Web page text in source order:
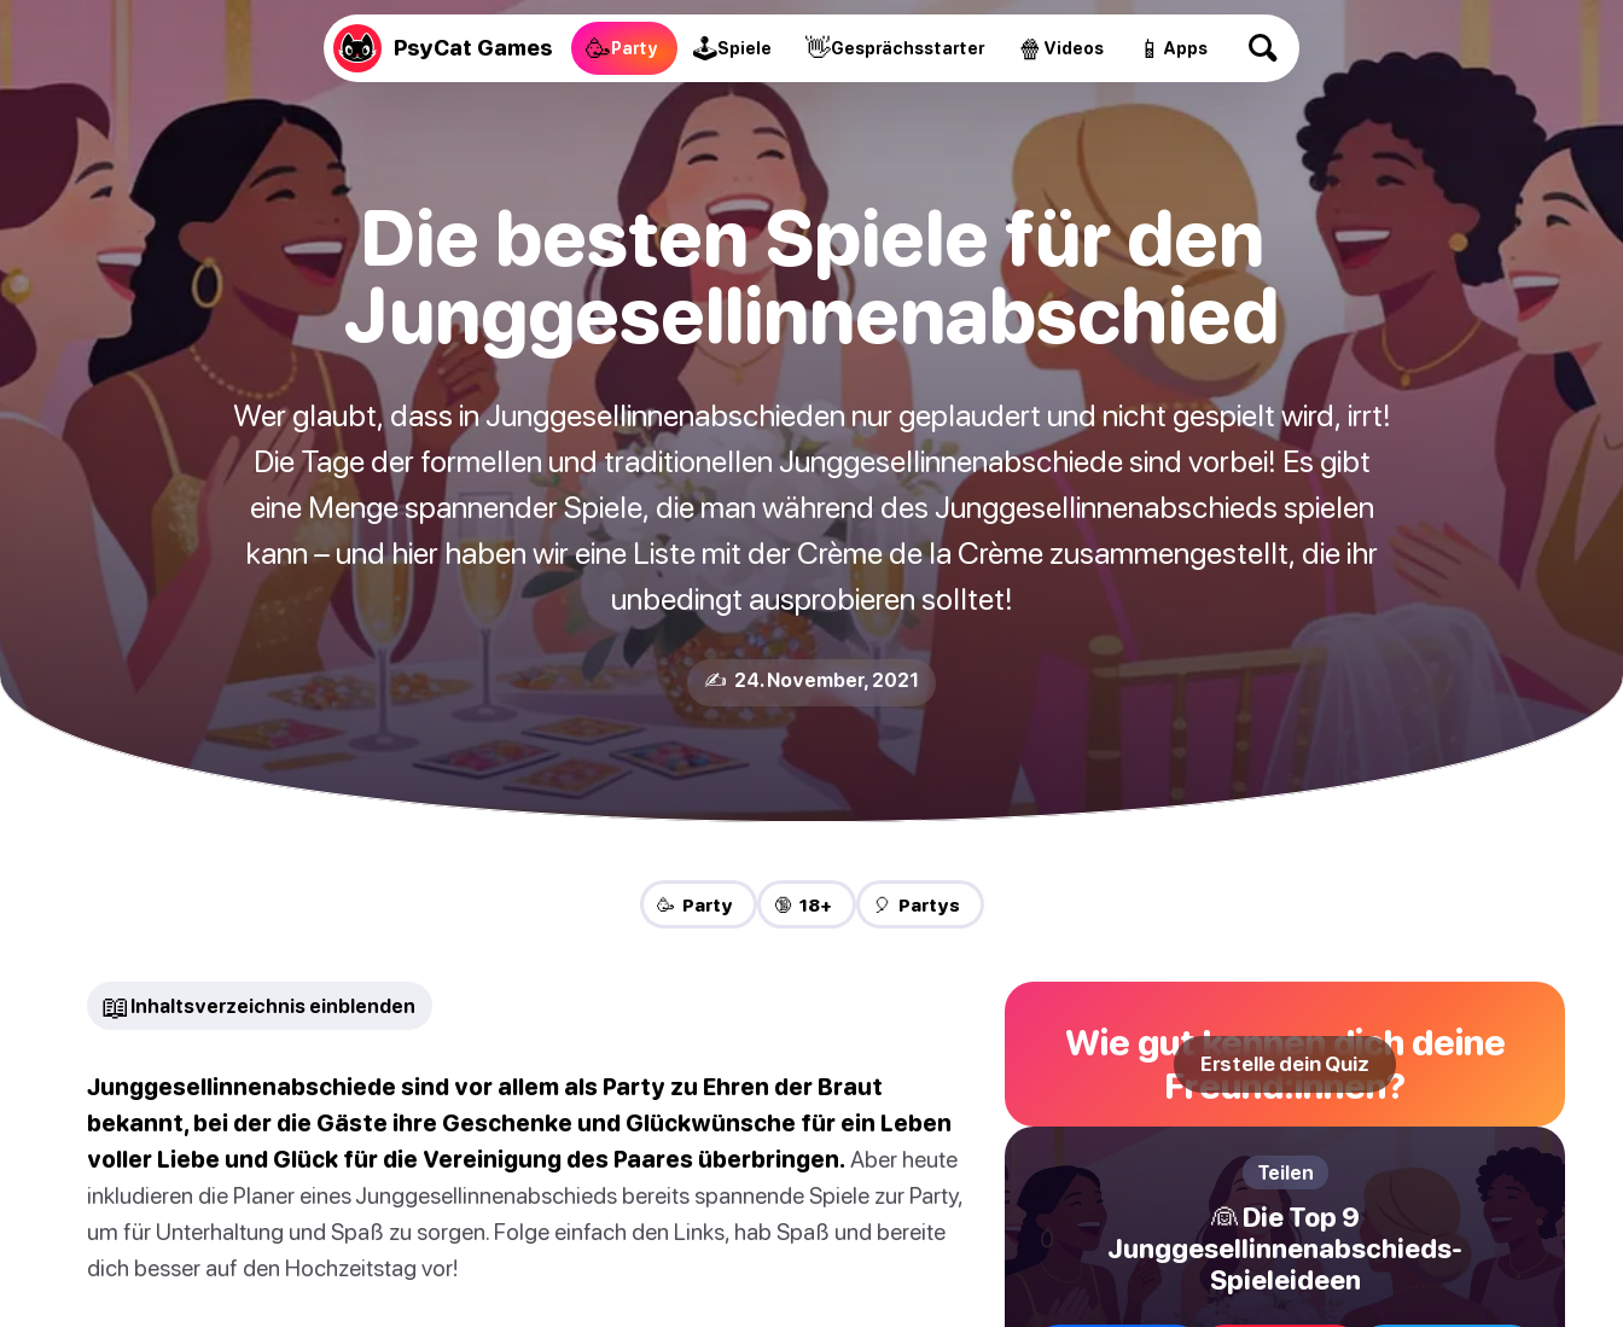
PsyCat Games 🥳Party 🕹Spiele 👋Gesprächsstarter 🍿 Videos 📱 Apps
Die besten Spiele für den
Junggesellinnenabschied
Wer glaubt, dass in Junggesellinnenabschieden nur geplaudert und nicht gespielt wird, irrt!
Die Tage der formellen und traditionellen Junggesellinnenabschiede sind vorbei! Es gibt
eine Menge spannender Spiele, die man während des Junggesellinnenabschieds spielen
kann – und hier haben wir eine Liste mit der Crème de la Crème zusammengestellt, die ihr
unbedingt ausprobieren solltet!
✍️ 24. November, 2021
🥳 Party 🔞 18+ 🎈 Partys
📖 Inhaltsverzeichnis einblenden
Junggesellinnenabschiede sind vor allem als Party zu Ehren der Braut
bekannt, bei der die Gäste ihre Geschenke und Glückwünsche für ein Leben
voller Liebe und Glück für die Vereinigung des Paares überbringen. Aber heute
inkludieren die Planer eines Junggesellinnenabschieds bereits spannende Spiele zur Party,
um für Unterhaltung und Spaß zu sorgen. Folge einfach den Links, hab Spaß und bereite
dich besser auf den Hochzeitstag vor!
Wie gut kennen dich deine
Freund:innen?
Erstelle dein Quiz
Teilen
👰 Die Top 9
Junggesellinnenabschieds-
Spieleideen